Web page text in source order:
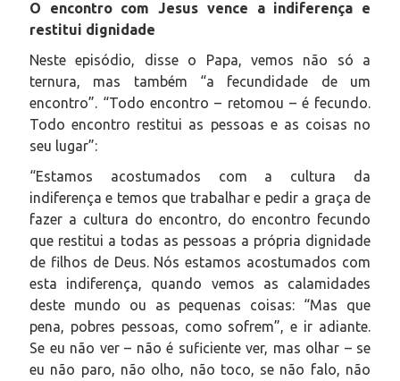
O encontro com Jesus vence a indiferença e
restitui dignidade
Neste episódio, disse o Papa, vemos não só a
ternura, mas também “a fecundidade de um
encontro”. “Todo encontro – retomou – é fecundo.
Todo encontro restitui as pessoas e as coisas no
seu lugar”:
“Estamos acostumados com a cultura da
indiferença e temos que trabalhar e pedir a graça de
fazer a cultura do encontro, do encontro fecundo
que restitui a todas as pessoas a própria dignidade
de filhos de Deus. Nós estamos acostumados com
esta indiferença, quando vemos as calamidades
deste mundo ou as pequenas coisas: “Mas que
pena, pobres pessoas, como sofrem”, e ir adiante.
Se eu não ver – não é suficiente ver, mas olhar – se
eu não paro, não olho, não toco, se não falo, não